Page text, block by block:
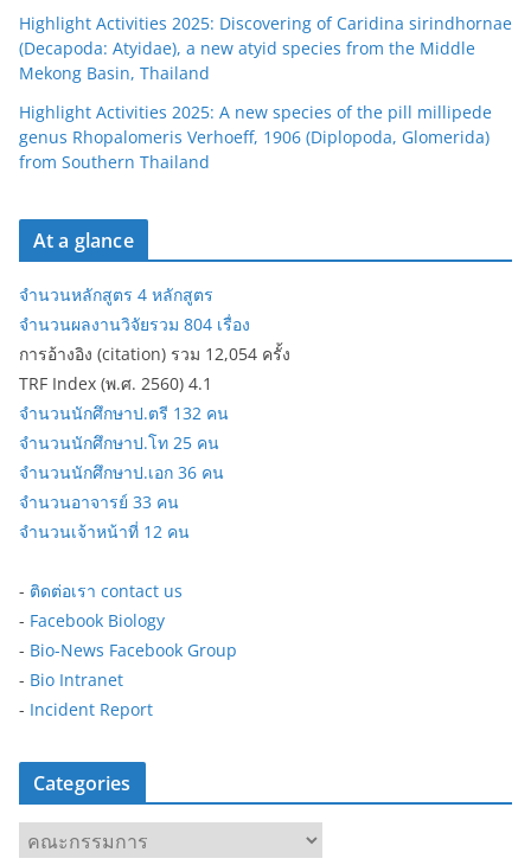
Highlight Activities 2025: Discovering of Caridina sirindhornae
(Decapoda: Atyidae), a new atyid species from the Middle
Mekong Basin, Thailand
Highlight Activities 2025: A new species of the pill millipede
genus Rhopalomeris Verhoeff, 1906 (Diplopoda, Glomerida)
from Southern Thailand
At a glance
จำนวนหลักสูตร 4 หลักสูตร
จำนวนผลงานวิจัยรวม 804 เรื่อง
การอ้างอิง (citation) รวม 12,054 ครั้ง
TRF Index (พ.ศ. 2560) 4.1
จำนวนนักศึกษาป.ตรี 132 คน
จำนวนนักศึกษาป.โท 25 คน
จำนวนนักศึกษาป.เอก 36 คน
จำนวนอาจารย์ 33 คน
จำนวนเจ้าหน้าที่ 12 คน
- ติดต่อเรา contact us
- Facebook Biology
- Bio-News Facebook Group
- Bio Intranet
- Incident Report
Categories